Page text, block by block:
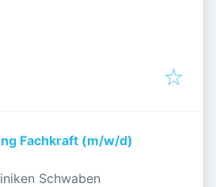
Fachkraft (m/w/d)
Schwaben